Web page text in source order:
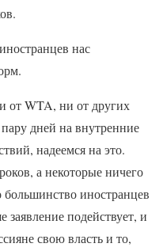
нас
от WTA, ни от других
дней на внутренние
надеемся на это.
а некоторые ничего
иностранцев
подействует, и
свою власть и то,